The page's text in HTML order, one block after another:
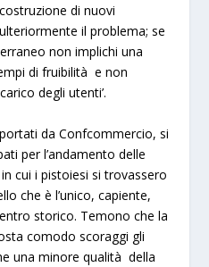
di nuovi
il problema; se
non implichi una
di fruibilità e non
degli utenti’.
da Confcommercio, si
per l’andamento delle
cui i pistoiesi si trovassero
che è l’unico, capiente,
storico. Temono che la
comodo scoraggi gli
una minore qualità della